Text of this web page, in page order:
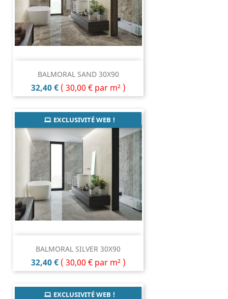
BALMORAL SAND 30X90
Prix
32,40 € ( 30,00 € par m² )
BALMORAL SILVER 30X90
Prix
32,40 € ( 30,00 € par m² )
EXCLUSIVITÉ WEB !
EXCLUSIVITÉ WEB !